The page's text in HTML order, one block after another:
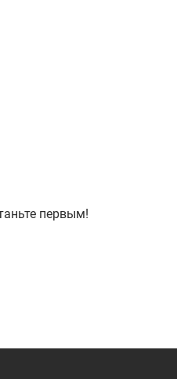
первым!